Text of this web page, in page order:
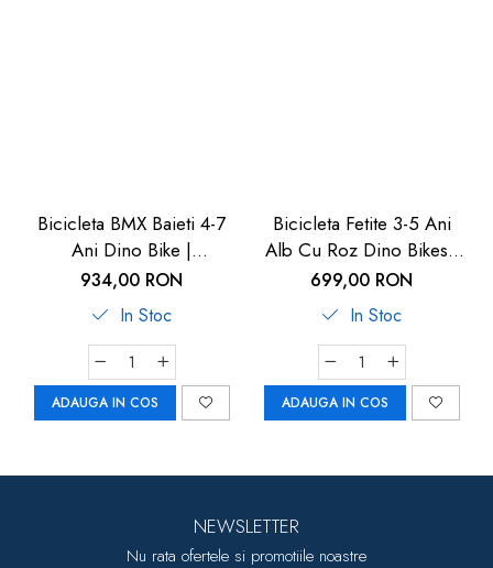
Bicicleta BMX Baieti 4-7
Ani Dino Bike |
Carboysafety
934,00 RON
In Stoc
ADAUGA IN COS
Bicicleta Fetite 3-5 Ani
Alb Cu Roz Dino Bikes |
Carboysafety
699,00 RON
In Stoc
ADAUGA IN COS
NEWSLETTER
Nu rata ofertele si promotiile noastre